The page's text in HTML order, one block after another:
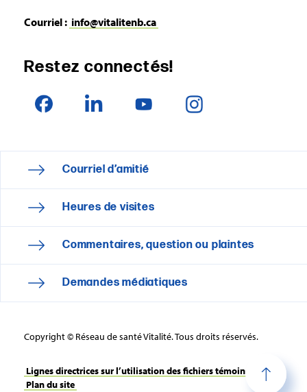
Courriel : info@vitalitenb.ca
Restez connectés!
Courriel d’amitié
Heures de visites
Commentaires, question ou plaintes
Demandes médiatiques
Copyright © Réseau de santé Vitalité. Tous droits réservés.
Lignes directrices sur l’utilisation des fichiers témoins
Plan du site